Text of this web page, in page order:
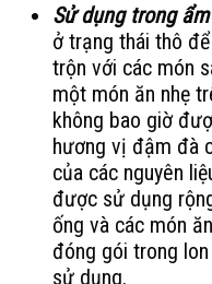
Sử dụng trong
ở trạng thái thô
trộn với các món
một món ăn nhẹ
không bao giờ
hương vị đậm đà
của các nguyên
được sử dụng
ống và các món
đóng gói trong
sử dụng.